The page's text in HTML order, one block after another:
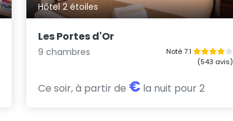
Hôtel 2 étoiles
Les Portes d'Or
9 chambres
Noté 7.1
(543 avis)
Ce soir, à partir de € la nuit pour 2